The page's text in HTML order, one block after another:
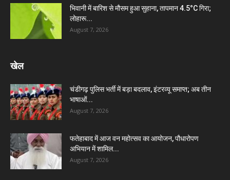
भिवानी में बारिश से मौसम हुआ सुहाना, तापमान 4.5°C गिरा;
लोहारू...
August 7, 2026
खेल
चंडीगढ़ पुलिस भर्ती में बड़ा बदलाव, इंटरव्यू समाप्त; अब तीन
भाषाओं...
August 7, 2026
फतेहाबाद में आज वन महोत्सव का आयोजन, पौधारोपण
अभियान में शामिल...
August 7, 2026